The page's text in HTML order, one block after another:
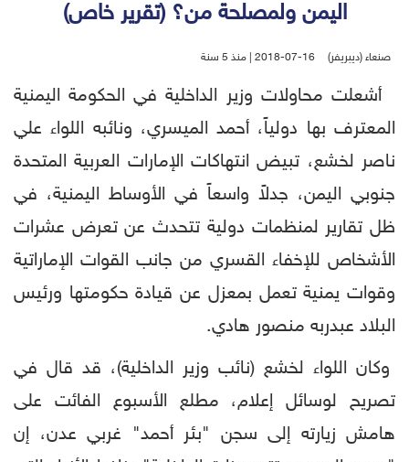
اليمن ولمصلحة من؟ (تقرير خاص)
صنعاء (ديبريفر) 2018-07-16 | منذ 5 سنة
أشعلت محاولات وزير الداخلية في الحكومة اليمنية
المعترف بها دولياً، أحمد الميسري، ونائبه اللواء علي
ناصر لخشع، تبيض انتهاكات الإمارات العربية المتحدة
جنوبي اليمن، جدلاً واسعاً في الأوساط اليمنية، في
ظل تقارير لمنظمات دولية تتحدث عن تعرض عشرات
الأشخاص للإخفاء القسري من جانب القوات الإماراتية
وقوات يمنية تعمل بمعزل عن قيادة حكومتها ورئيس
البلاد عبدربه منصور هادي.
وكان اللواء لخشع (نائب وزير الداخلية)، قد قال في
تصريح لوسائل إعلام، مطلع الأسبوع الفائت على
هامش زيارته إلى سجن "بئر أحمد" غربي عدن، إن